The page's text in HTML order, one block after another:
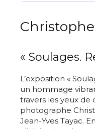
« Soulages.
L’exposition «
un hommage
travers les yeux de
photographe
Jean-Yves Tayac.